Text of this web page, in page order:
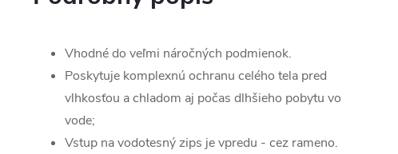
Vhodné do veľmi náročných podmienok.
Poskytuje komplexnú ochranu celého tela pred
vlhkosťou a chladom aj počas dlhšieho pobytu vo
vode;
Vstup na vodotesný zips je vpredu - cez rameno.